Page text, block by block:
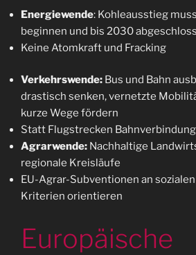
Energiewende: Kohleausstieg
beginnen und bis 2030
Keine Atomkraft und Fracking
Verkehrswende: Bus und Bahn
drastisch senken, vernetzte
kurze Wege fördern
Statt Flugstrecken
Agrarwende: Nachhaltige
regionale Kreisläufe
EU-Agrar-Subventionen an
Kriterien orientieren
Europäische